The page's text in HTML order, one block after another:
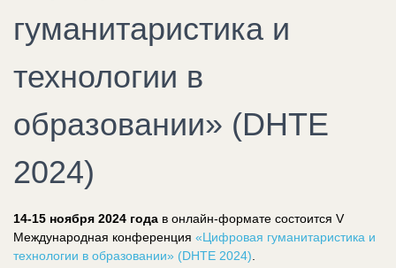
гуманитаристика и
технологии в
образовании» (DHTE
2024)
14-15 ноября 2024 года в онлайн-формате состоится V
Международная конференция «Цифровая гуманитаристика и
технологии в образовании» (DHTE 2024)